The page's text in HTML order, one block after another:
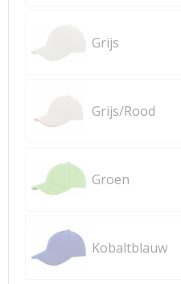
Grijs
Grijs/Rood
Groen
Kobaltblauw